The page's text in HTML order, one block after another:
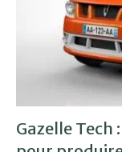
Gazelle Tech